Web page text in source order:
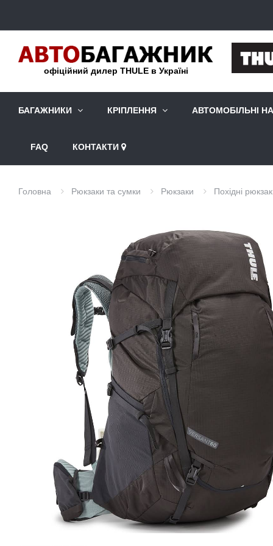
офіційний дилер THULE в Україні
БАГАЖНИКИ КРІПЛЕННЯ АВТОМОБІЛЬНІ
FAQ КОНТАКТИ
Головна Рюкзаки та сумки Рюкзаки Похідні